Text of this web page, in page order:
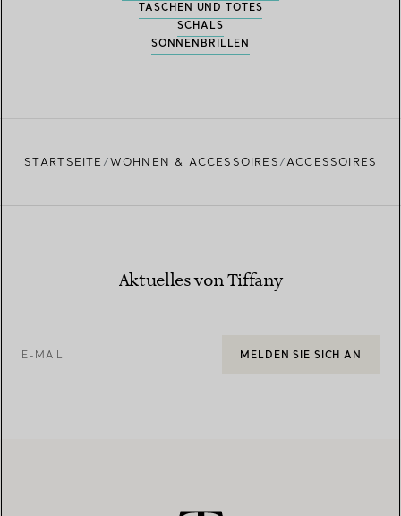
TASCHEN UND TOTES
SCHALS
SONNENBRILLEN
STARTSEITE WOHNEN & ACCESSOIRES ACCESSOIRES
Aktuelles von Tiffany
E-MAIL MELDEN SIE SICH AN